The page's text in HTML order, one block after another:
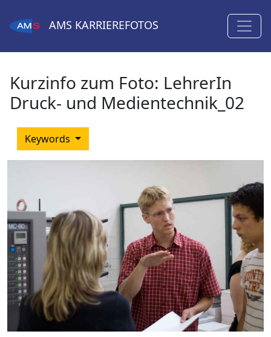
AMS KARRIEREFOTOS
Kurzinfo zum Foto: LehrerIn
Druck- und Medientechnik_02
Keywords